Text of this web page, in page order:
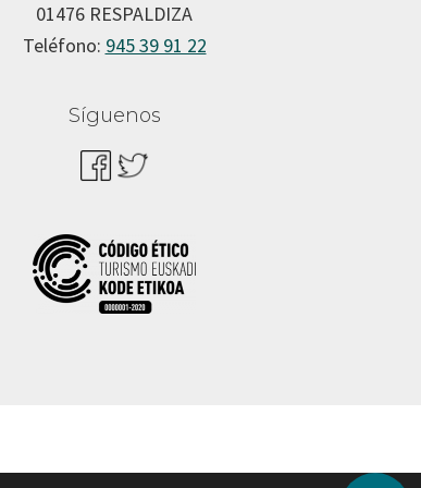
01476 RESPALDIZA
Teléfono: 945 39 91 22
Síguenos